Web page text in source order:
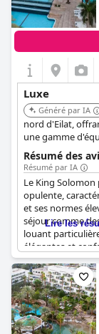
d'un niveau
variée qui a
Cet
plusieurs fronts,
ceux qui
exceptionnels
fourni,
tous ses visiteurs.
Luxe
Généré par IA
nord d'Eilat,
une gamme
de restauration
de la marque
Résumé des
Résumé par IA
Le King
opulente,
et ses normes
séjour comme
louant
élégantes et
enfants se
confort et un
sont
encapsulant
design puisse
l'expérience
Lire les